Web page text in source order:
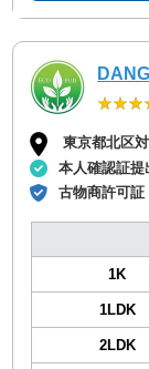
東京都北区
本人確認証提
古物商許可証
1K
1LDK
2LDK